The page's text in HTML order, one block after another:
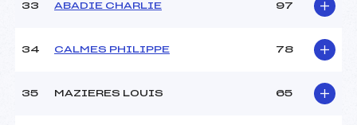
33 ABADIE CHARLIE 97
34 CALMES PHILIPPE 78
35 MAZIERES LOUIS 65